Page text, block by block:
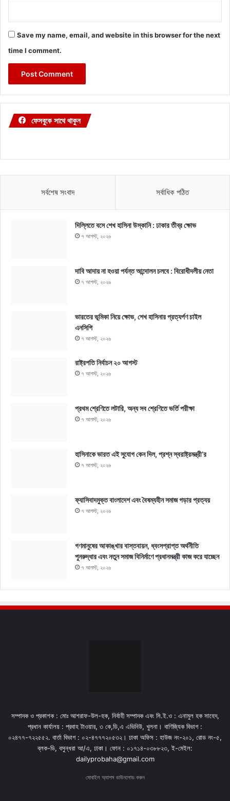
Save my name, email, and website in this browser for the next
time I comment.
ফেসবুকে সাথে থাকুন
সর্বশেষ সংবাদ সর্বাধিক পঠিত
দিল্লিতে বসে শেখ হাসিনা উস্কানি : ঢাকার তীব্র ক্ষোভ
৭ আগস্ট, ২০২৬
দাবি আদায় না হওয়া পর্যন্ত আন্দোলন চলবে : বিরোধীদলীয় নেতা
৭ আগস্ট, ২০২৬
ভারতের ভূমিকা নিয়ে ক্ষোভ, শেখ হাসিনার প্রত্যর্পণ চাইল
এনসিপি
৭ আগস্ট, ২০২৬
রাষ্ট্রপতি নির্বাচন ২০ আগস্ট
৭ আগস্ট, ২০২৬
প্রথম শ্রেণিতে লটারি, অন্য সব শ্রেণিতে ভর্তি পরীক্ষা
৭ আগস্ট, ২০২৬
হাসিনাকে ভারত এই সুযোগ কেন দিল, প্রশ্ন স্বরাষ্ট্রমন্ত্রী’র
৭ আগস্ট, ২০২৬
ফ্যাসিবাদমুক্ত বাংলাদেশ এবং বৈষম্যহীন সমাজ গড়ার প্রত্যয়
৭ আগস্ট, ২০২৬
গণমানুষের আকাঙ্খার বাস্তবায়ন, ধ্বংসপ্রাপ্ত অর্থনীতি
পুনরুদ্ধার এবং নতুন সমাজ বিনির্মাণে প্রধানমন্ত্রী কাজ করে যাচ্ছেন
৭ আগস্ট, ২০২৬
সম্পাদক ও প্রকাশক : মোঃ আশরাফ-উল-হক, নির্বাহী সম্পাদক এবং সি.ই.ও : এনামুল হক সাহেদ,
প্রধান কার্যালয় : প্রবাহ টাওয়ার, ৩ কে,ডি,এ এভিনিউ, খুলনা। বাণিজ্যিক বিভাগ :
০২৪৭৭-৭২২৫৫২. বার্তা বিভাগ : ০২-৪৭৭৭২০৫৩২। ঢাকা অফিস : হাউজ নং-২০১, রোড নং-৫,
ব্লক-ডি, বসুন্ধরা আ/এ, ঢাকা। ফোন : ০১৭১৪-০৩৮৮২৩, ই-মেইল:
dailyprobaha@gmail.com
মোবাইল অ্যাপস ডাউনলোড করুন